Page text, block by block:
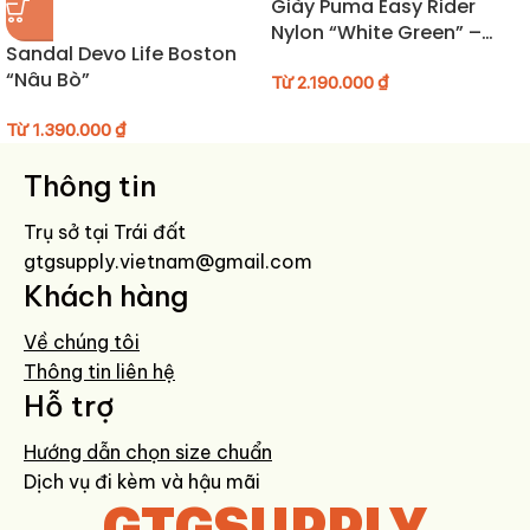
Hướng dẫn bảo quản sandal
Lau sạch bằng khăn ẩm hoặc bàn chải mềm sau khi sử dụng.
Tránh để sandal tiếp xúc với nước quá lâu để duy trì độ bền.
Bảo quản ở nơi khô ráo, thoáng mát, tránh ánh nắng trực tiếp trong
Sandal Devo Life Boston
“Nâu Bò”
Từ1.390.000₫
Giày Puma Easy Rider
Nylon “White Green” –
Từ2.190.000₫
Thông tin
Trụ sở tại Trái đất
gtgsupply.vietnam@gmail.com
Khách hàng
Về chúng tôi
Thông tin liên hệ
Hỗ trợ
Hướng dẫn chọn size chuẩn
Dịch vụ đi kèm và hậu mãi